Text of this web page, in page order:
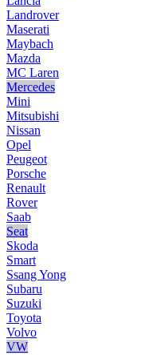
Landrover
Maserati
Maybach
Mazda
MC Laren
Mercedes
Mini
Mitsubishi
Nissan
Opel
Peugeot
Porsche
Renault
Rover
Saab
Seat
Skoda
Smart
Ssang Yong
Subaru
Suzuki
Toyota
Volvo
VW